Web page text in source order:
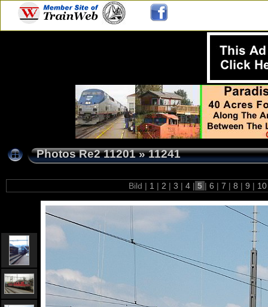
Photos Re2 11201»11241
Bild | 1 | 2 | 3 | 4 | 5 | 6 | 7 | 8 | 9 |